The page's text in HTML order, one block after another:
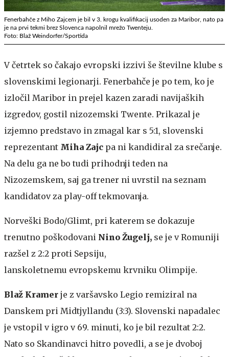
Fenerbahče z Miho Zajcem je bil v 3. krogu kvalifikacij usoden za Maribor, nato pa
je na prvi tekmi brez Slovenca napolnil mrežo Twenteju.
Foto: Blaž Weindorfer/Sportida
V četrtek so čakajo evropski izzivi še številne klube s
slovenskimi legionarji. Fenerbahče je po tem, ko je
izločil Maribor in prejel kazen zaradi navijaških
izgredov, gostil nizozemski Twente. Prikazal je
izjemno predstavo in zmagal kar s 5:1, slovenski
reprezentant Miha Zajc pa ni kandidiral za srečanje.
Na delu ga ne bo tudi prihodnji teden na
Nizozemskem, saj ga trener ni uvrstil na seznam
kandidatov za play-off tekmovanja.
Norveški Bodo/Glimt, pri katerem se dokazuje
trenutno poškodovani Nino Žugelj, se je v Romuniji
razšel z 2:2 proti Sepsiju,
lanskoletnemu evropskemu krvniku Olimpije.
Blaž Kramer je z varšavsko Legio remiziral na
Danskem pri Midtjyllandu (3:3). Slovenski napadalec
je vstopil v igro v 69. minuti, ko je bil rezultat 2:2.
Nato so Skandinavci hitro povedli, a se je dvoboj